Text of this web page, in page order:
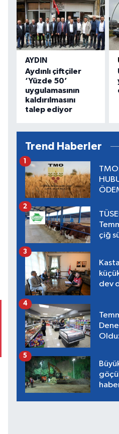
AYDIN
Aydınlı çiftçiler
‘Yüzde 50’
uygulamasının
kaldırılmasını
talep ediyor
Trend Haberler
1
çiğ
2
dev
3
4
5